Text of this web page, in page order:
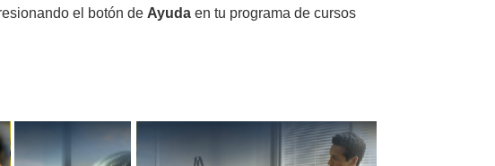
el botón de Ayuda en tu programa de cursos